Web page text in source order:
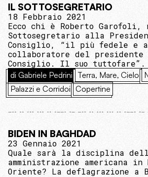
IL SOTTOSEGRETARIO
18 Febbraio 2021
Ecco chi è Roberto Garofoli,
Sottosegretario alla
Consiglio, “il più fedele e
collaboratore del presidente
Consiglio. Il suo tuttofare”.
di Gabriele Pedrini Terra, Mare, Cielo
Palazzi e Corridoi Copertine
BIDEN IN BAGHDAD
23 Gennaio 2021
Quale sarà la disciplina
amministrazione americana in
Oriente? La deflagrazione a